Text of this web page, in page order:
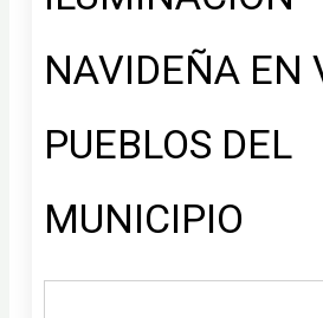
NAVIDEÑA EN
PUEBLOS DEL
MUNICIPIO